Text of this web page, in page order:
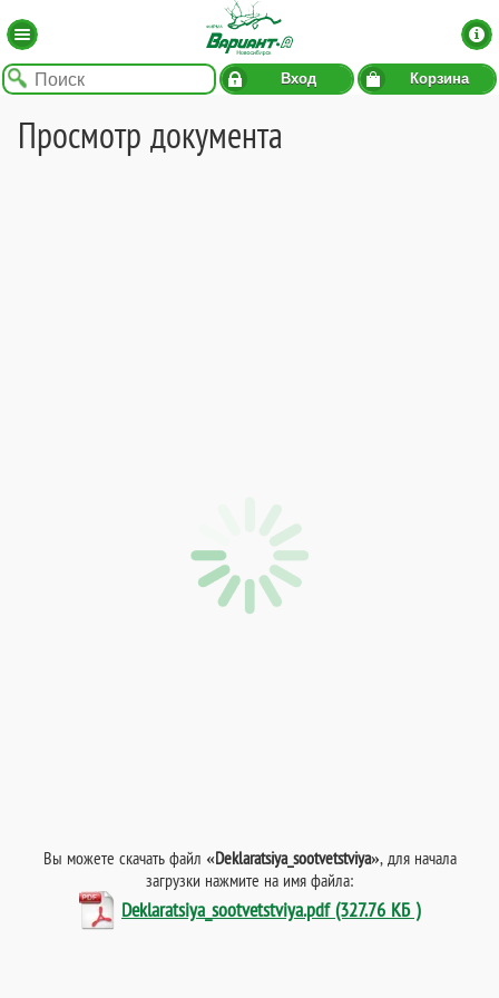
Вход Корзина
Просмотр документа
Вы можете скачать файл «Deklaratsiya_sootvetstviya», для начала
загрузки нажмите на имя файла:
Deklaratsiya_sootvetstviya.pdf (327.76 КБ )